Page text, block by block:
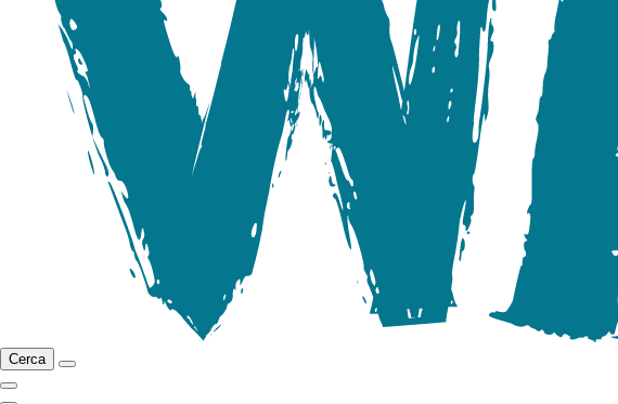
Cerca